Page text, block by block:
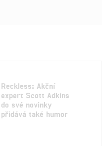
Reckless: Akční
expert Scott Adkins
do své novinky
přidává také humor